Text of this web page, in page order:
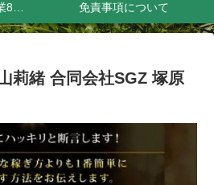
月1万円稼げるおすすめの副業8選！効率よく稼ぐためにやるべきことは？ 免責事項について
莉緒 合同会社SGZ 塚原